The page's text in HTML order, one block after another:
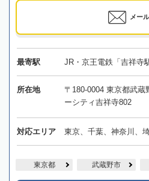
メー
最寄駅 JR・京王電鉄「吉祥寺
所在地
〒180-0004 東京都武
ーシティ吉祥寺802
対応エリア 東京、千葉、神奈川、
東京都 武蔵野市